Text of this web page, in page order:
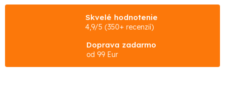
Skvelé hodnotenie
4,9/5 (350+ recenzií)
Doprava zadarmo
od 99 Eur